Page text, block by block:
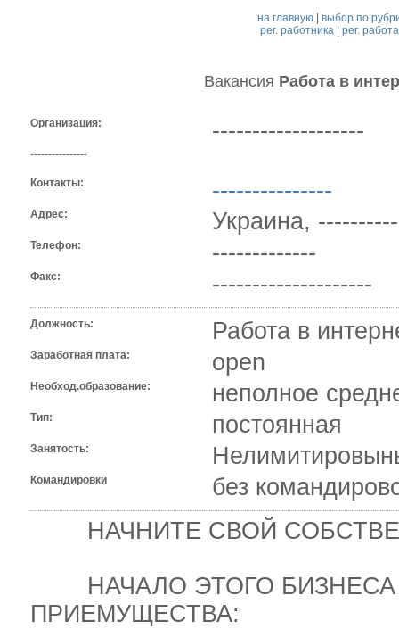
на главную |выбор по
рег. работника| рег.
Вакансия Работа в
Организация: -------------------
----------------
Контакты: ---------------
Адрес: Украина,
Телефон: -------------
Факс: --------------------
Должность: Работа в
Заработная плата: open
Необход.образование: неполное
Тип: постоянная
Занятость:
Командировки
без
НАЧНИТЕ СВОЙ
НАЧАЛО ЭТОГО БИЗНЕСА
ПРИЕМУЩЕСТВА: